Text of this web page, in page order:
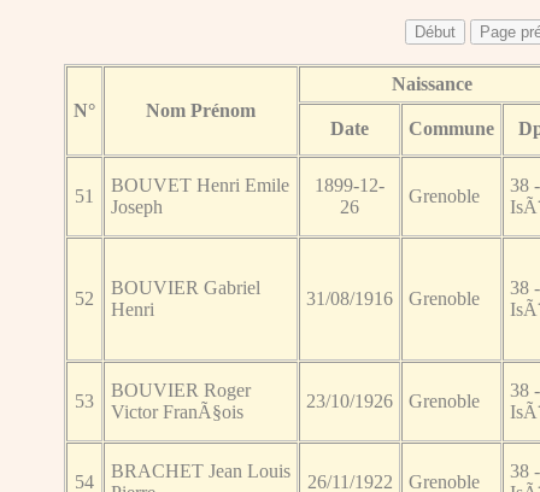
N° Nom Prénom
Naissance
Date Commune
51
BOUVET Henri Emile
Joseph
1899-12-
26
Grenoble
38 -
52
BOUVIER Gabriel
Henri
31/08/1916 Grenoble
38 -
53
BOUVIER Roger
Victor FranÃ§ois
23/10/1926 Grenoble
38 -
54
BRACHET Jean Louis
26/11/1922 Grenoble
38 -